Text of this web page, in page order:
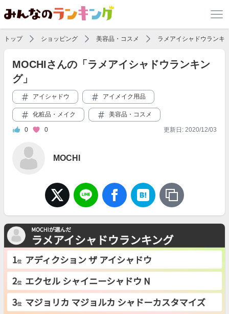
トップ ショッピング 美容品・コスメ ラメアイシャドウランキ
MOCHIさんの「ラメアイシャドウランキン
グ」
アイシャドウ アイメイク用品
化粧品・メイク 美容品・コスメ
0 0 更新日: 2020/12/03
MOCHI